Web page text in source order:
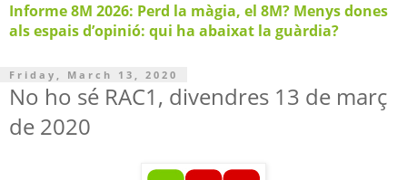
Informe 8M 2026: Perd la màgia, el 8M? Menys dones
als espais d’opinió: qui ha abaixat la guàrdia?
Friday, March 13, 2020
No ho sé RAC1, divendres 13 de març
de 2020